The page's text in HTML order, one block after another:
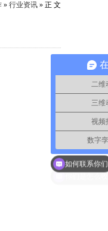
» 行业资讯 » 正 文
二维
三维
视频
数字
如何联系你们